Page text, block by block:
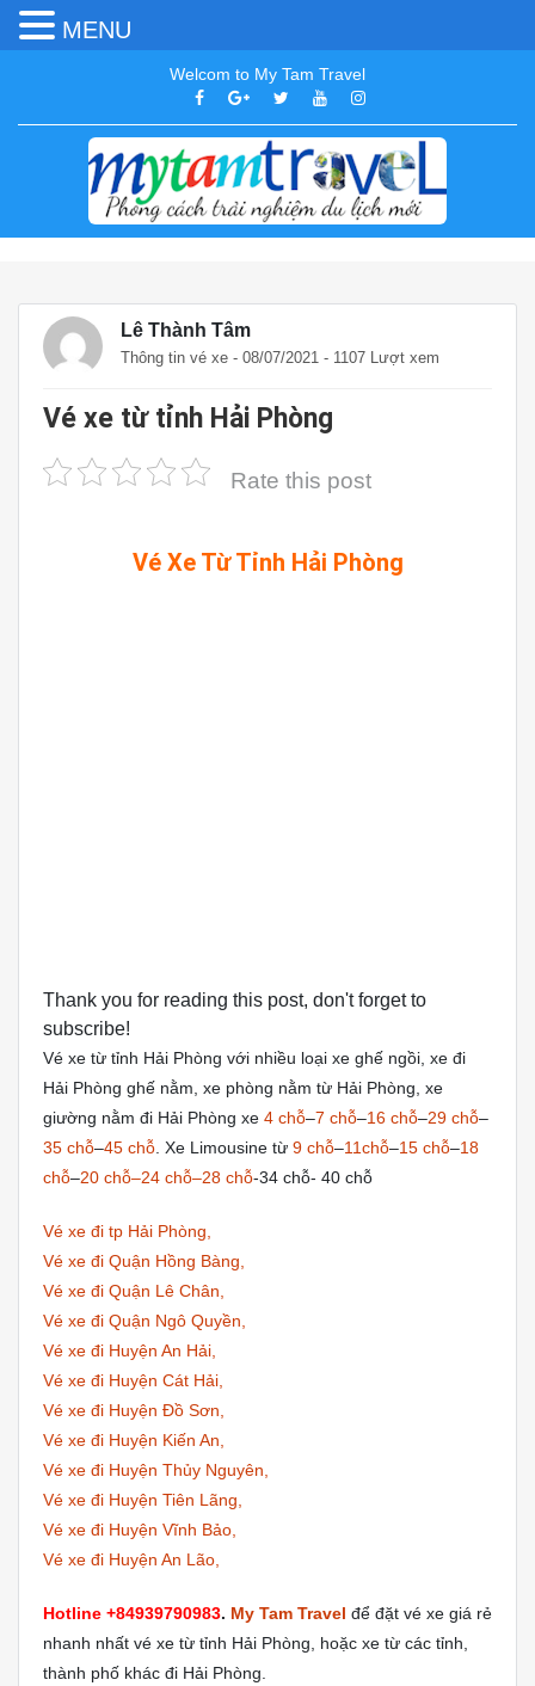
Welcom to My Tam Travel
Lê Thành Tâm
Thông tin vé xe - 08/07/2021 - 1107 Lượt xem
Vé xe từ tỉnh Hải Phòng
Rate this post
Vé Xe Từ Tỉnh Hải Phòng
Thank you for reading this post, don't forget to
subscribe!
Vé xe từ tỉnh Hải Phòng với nhiều loại xe ghế ngồi, xe đi
Hải Phòng ghế nằm, xe phòng nằm từ Hải Phòng, xe
giường nằm đi Hải Phòng xe 4 chỗ–7 chỗ–16 chỗ–29 chỗ–
35 chỗ–45 chỗ . Xe Limousine từ 9 chỗ–11chỗ–15 chỗ–18
chỗ–20 chỗ–24 chỗ–28 chỗ-34 chỗ- 40 chỗ
Vé xe đi tp Hải Phòng,
Vé xe đi Quận Hồng Bàng,
Vé xe đi Quận Lê Chân,
Vé xe đi Quận Ngô Quyền,
Vé xe đi Huyện An Hải,
Vé xe đi Huyện Cát Hải,
Vé xe đi Huyện Đồ Sơn,
Vé xe đi Huyện Kiến An,
Vé xe đi Huyện Thủy Nguyên,
Vé xe đi Huyện Tiên Lãng,
Vé xe đi Huyện Vĩnh Bảo,
Vé xe đi Huyện An Lão,
Hotline +84939790983. My Tam Travel để đặt vé xe giá rẻ
nhanh nhất vé xe từ tỉnh Hải Phòng, hoặc xe từ các tỉnh,
thành phố khác đi Hải Phòng.
MENU